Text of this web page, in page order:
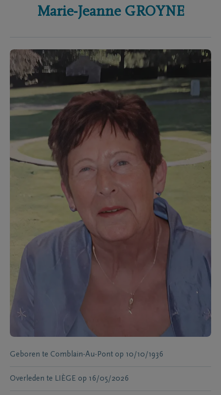
Marie-Jeanne GROYNE
Geboren te Comblain-Au-Pont op 10/10/1936
Overleden te LIÈGE op 16/05/2026